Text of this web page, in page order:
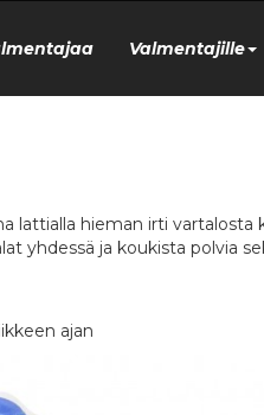
Valmentajille
lattialla hieman irti vartalosta
yhdessä ja koukista polvia
ajan